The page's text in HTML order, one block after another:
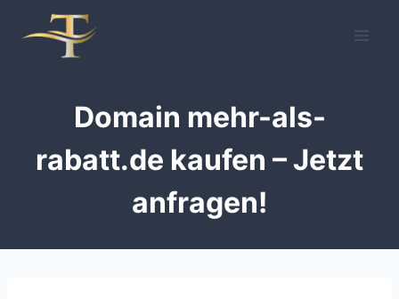
Inhalt
Domain mehr-als-
rabatt.de kaufen – Jetzt
anfragen!